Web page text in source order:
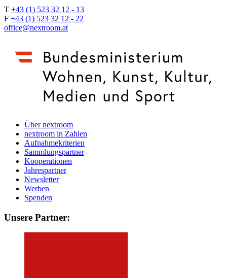
T +43 (1) 523 32 12 - 13
F +43 (1) 523 32 12 - 22
office@nextroom.at
Über nextroom
nextroom in Zahlen
Aufnahmekriterien
Sammlungspartner
Kooperationen
Jahrespartner
Newsletter
Werben
Spenden
Unsere Partner: